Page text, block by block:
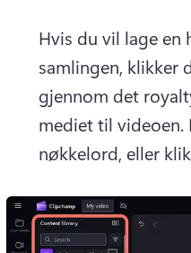
Hvis du vil lage
samlingen, klikker
gjennom det
mediet til videoen.
nøkkelord, eller